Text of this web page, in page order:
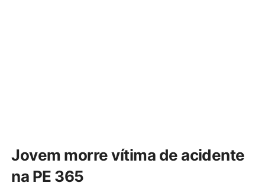
Jovem morre vítima de acidente
na PE 365